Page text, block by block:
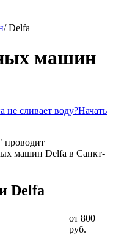
/Delfa
машин
не сливает воду?Начать
проводит
машин Delfa в Санкт-
Delfa
от 800
руб.